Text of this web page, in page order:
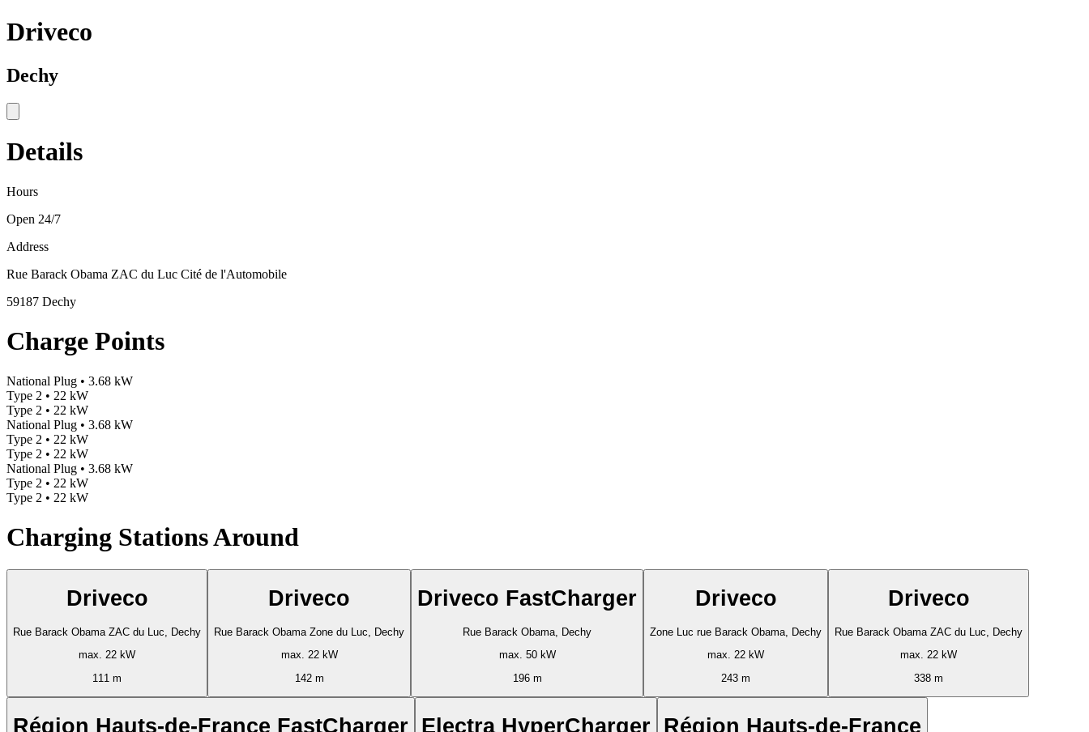
Driveco
Dechy
Details
Hours
Open 24/7
Address
Rue Barack Obama ZAC du Luc Cité de l'Automobile
59187 Dechy
Charge Points
National Plug • 3.68 kW
Type 2 • 22 kW
Type 2 • 22 kW
National Plug • 3.68 kW
Type 2 • 22 kW
Type 2 • 22 kW
National Plug • 3.68 kW
Type 2 • 22 kW
Type 2 • 22 kW
Charging Stations Around
Driveco
Rue Barack Obama ZAC du Luc, Dechy
max. 22 kW
111 m
Driveco
Rue Barack Obama Zone du Luc, Dechy
max. 22 kW
142 m
Driveco FastCharger
Rue Barack Obama, Dechy
max. 50 kW
196 m
Driveco
Zone Luc rue Barack Obama, Dechy
max. 22 kW
243 m
Driveco
Rue Barack Obama ZAC du Luc, Dechy
max. 22 kW
338 m
Région Hauts-de-France FastCharger Electra HyperCharger Région Hauts-de-France